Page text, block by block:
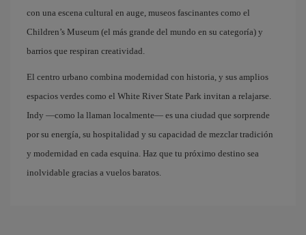
con una escena cultural en auge, museos fascinantes como el
Children’s Museum (el más grande del mundo en su categoría) y
barrios que respiran creatividad.
El centro urbano combina modernidad con historia, y sus amplios
espacios verdes como el White River State Park invitan a relajarse.
Indy —como la llaman localmente— es una ciudad que sorprende
por su energía, su hospitalidad y su capacidad de mezclar tradición
y modernidad en cada esquina. Haz que tu próximo destino sea
inolvidable gracias a vuelos baratos.